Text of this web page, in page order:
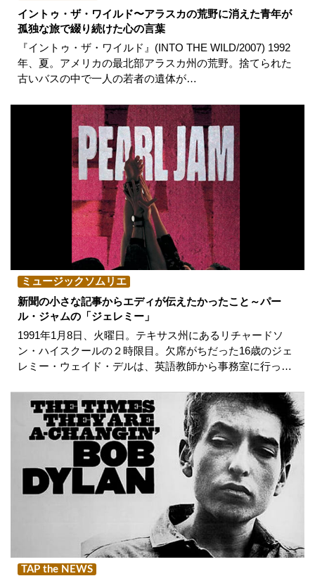
イントゥ・ザ・ワイルド〜アラスカの荒野に消えた青年が
孤独な旅で綴り続けた心の言葉
『イントゥ・ザ・ワイルド』(INTO THE WILD/2007) 1992
年、夏。アメリカの最北部アラスカ州の荒野。捨てられた
古いバスの中で一人の若者の遺体が…
ミュージックソムリエ
新聞の小さな記事からエディが伝えたかったこと～パー
ル・ジャムの「ジェレミー」
1991年1月8日、火曜日。テキサス州にあるリチャードソ
ン・ハイスクールの２時限目。欠席がちだった16歳のジェ
レミー・ウェイド・デルは、英語教師から事務室に行っ…
TAP the NEWS